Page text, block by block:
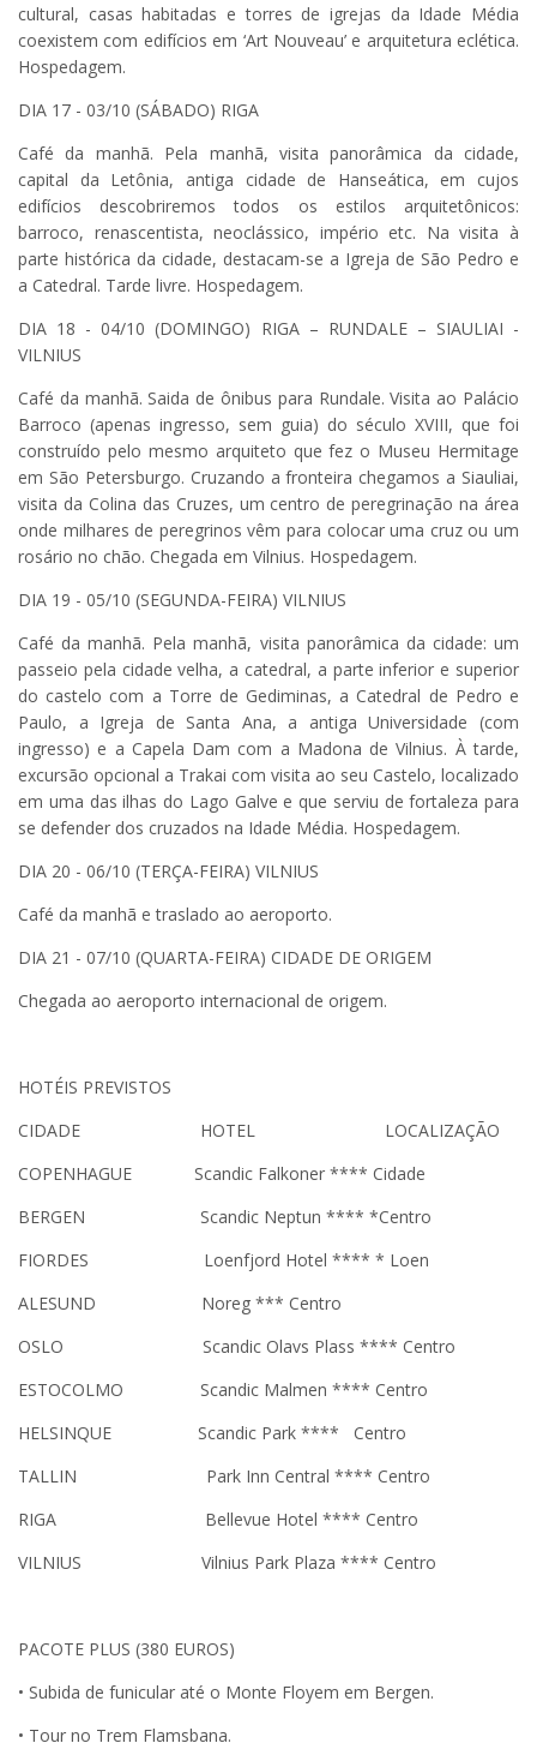
cultural, casas habitadas e torres de igrejas da Idade Média
coexistem com edifícios em ‘Art Nouveau’ e arquitetura eclética.
Hospedagem.
DIA 17 - 03/10 (SÁBADO) RIGA
Café da manhã. Pela manhã, visita panorâmica da cidade,
capital da Letônia, antiga cidade de Hanseática, em cujos
edifícios descobriremos todos os estilos arquitetônicos:
barroco, renascentista, neoclássico, império etc. Na visita à
parte histórica da cidade, destacam-se a Igreja de São Pedro e
a Catedral. Tarde livre. Hospedagem.
DIA 18 - 04/10 (DOMINGO) RIGA – RUNDALE – SIAULIAI -
VILNIUS
Café da manhã. Saida de ônibus para Rundale. Visita ao Palácio
Barroco (apenas ingresso, sem guia) do século XVIII, que foi
construído pelo mesmo arquiteto que fez o Museu Hermitage
em São Petersburgo. Cruzando a fronteira chegamos a Siauliai,
visita da Colina das Cruzes, um centro de peregrinação na área
onde milhares de peregrinos vêm para colocar uma cruz ou um
rosário no chão. Chegada em Vilnius. Hospedagem.
DIA 19 - 05/10 (SEGUNDA-FEIRA) VILNIUS
Café da manhã. Pela manhã, visita panorâmica da cidade: um
passeio pela cidade velha, a catedral, a parte inferior e superior
do castelo com a Torre de Gediminas, a Catedral de Pedro e
Paulo, a Igreja de Santa Ana, a antiga Universidade (com
ingresso) e a Capela Dam com a Madona de Vilnius. À tarde,
excursão opcional a Trakai com visita ao seu Castelo, localizado
em uma das ilhas do Lago Galve e que serviu de fortaleza para
se defender dos cruzados na Idade Média. Hospedagem.
DIA 20 - 06/10 (TERÇA-FEIRA) VILNIUS
Café da manhã e traslado ao aeroporto.
DIA 21 - 07/10 (QUARTA-FEIRA) CIDADE DE ORIGEM
Chegada ao aeroporto internacional de origem.
HOTÉIS PREVISTOS
CIDADE HOTEL LOCALIZAÇÃO
COPENHAGUE Scandic Falkoner **** Cidade
BERGEN Scandic Neptun **** *Centro
FIORDES Loenfjord Hotel **** * Loen
ALESUND Noreg *** Centro
OSLO Scandic Olavs Plass **** Centro
ESTOCOLMO Scandic Malmen **** Centro
HELSINQUE Scandic Park **** Centro
TALLIN Park Inn Central **** Centro
RIGA Bellevue Hotel **** Centro
VILNIUS Vilnius Park Plaza **** Centro
PACOTE PLUS (380 EUROS)
• Subida de funicular até o Monte Floyem em Bergen.
• Tour no Trem Flamsbana.